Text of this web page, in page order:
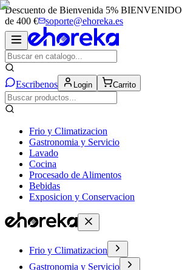
Descuento de Bienvenida 5% BIENVENIDO
de 400 €
soporte@ehoreka.es
Escribenos Login Carrito
Frio y Climatizacion
Gastronomia y Servicio
Lavado
Cocina
Procesado de Alimentos
Bebidas
Exposicion y Conservacion
Frio y Climatizacion
Gastronomia y Servicio